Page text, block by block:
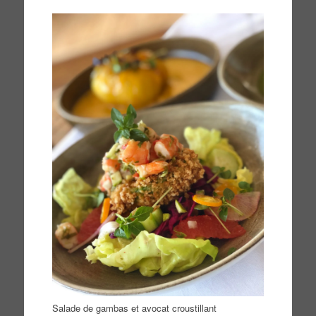
Salade de gambas et avocat croustillant